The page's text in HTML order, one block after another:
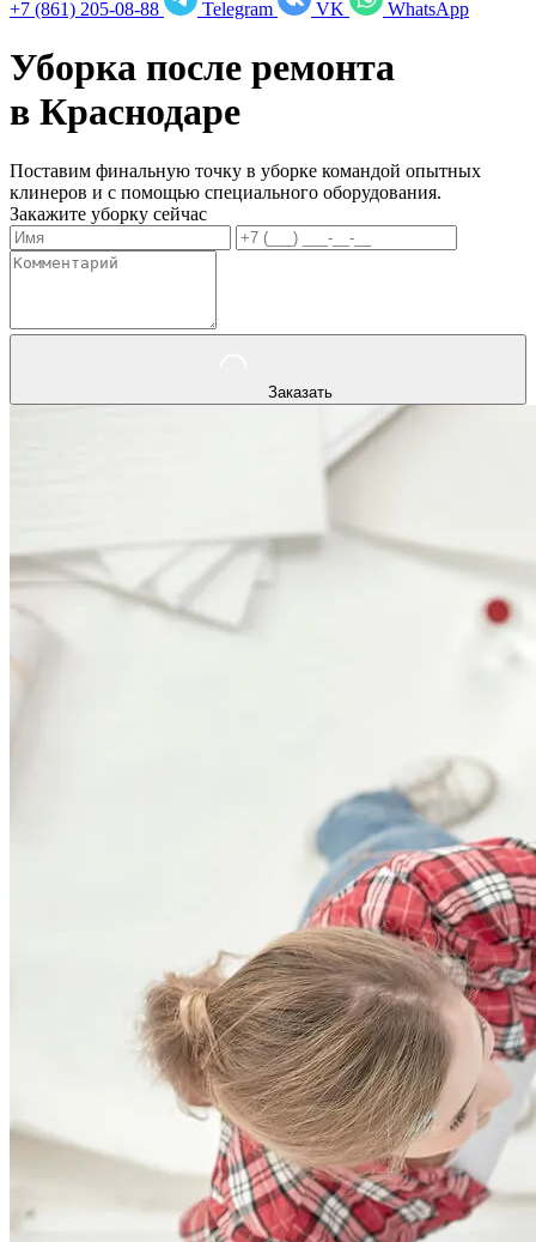
+7 (861) 205-08-88 Telegram VK WhatsApp
Уборка после ремонта
в Краснодаре
Поставим финальную точку в уборке командой опытных
клинеров и с помощью специального оборудования.
Закажите уборку сейчас
Заказать